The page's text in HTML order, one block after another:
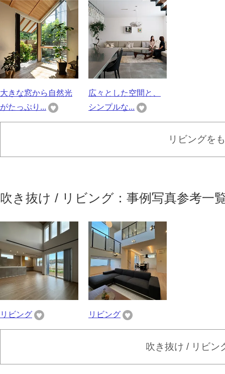
大きな窓から自然光
がたっぷり...
広々とした空間と、
シンプルな...
リビングを
吹き抜け / リビング：事例写真参考一
リビング リビング
吹き抜け / リビン